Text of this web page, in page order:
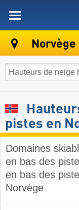
Norvège
pistes en
Domaines
en bas des
en bas des
Norvège ​